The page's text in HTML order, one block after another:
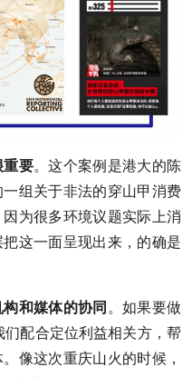
重要。这个案例是港大的陈
组关于非法的穿山甲消费
为很多环境议题实际上消
这一面呈现出来，的确是
和媒体的协同 。如果要做
配合定位利益相关方，帮
像这次重庆山火的时候，